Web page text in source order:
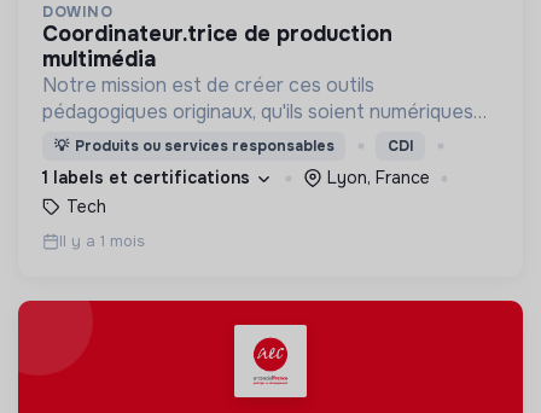
DOWINO
coordinateur.trice de production
multimédia
Notre mission est de créer ces outils
pédagogiques originaux, qu'ils soient numériques
ou non, afin de maximiser leur impact social et
sociétal.
💡 Produits ou services responsables CDI
1 labels et certifications
Lyon, France
Tech
Il y a 1 mois